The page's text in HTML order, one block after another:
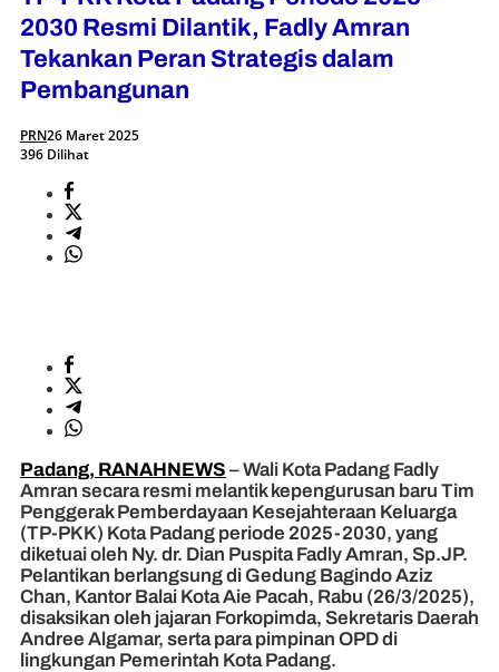
2030 Resmi Dilantik, Fadly Amran
Tekankan Peran Strategis dalam
Pembangunan
PRN26 Maret 2025
396 Dilihat
Padang, RANAHNEWS – Wali Kota Padang Fadly
Amran secara resmi melantik kepengurusan baru Tim
Penggerak Pemberdayaan Kesejahteraan Keluarga
(TP-PKK) Kota Padang periode 2025-2030, yang
diketuai oleh Ny. dr. Dian Puspita Fadly Amran, Sp.JP.
Pelantikan berlangsung di Gedung Bagindo Aziz
Chan, Kantor Balai Kota Aie Pacah, Rabu (26/3/2025),
disaksikan oleh jajaran Forkopimda, Sekretaris Daerah
Andree Algamar, serta para pimpinan OPD di
lingkungan Pemerintah Kota Padang.